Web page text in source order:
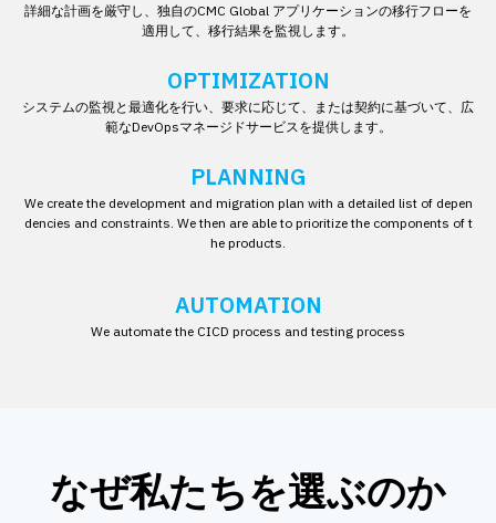
詳細な計画を厳守し、独自のCMC Global アプリケーションの移行フローを
適用して、移行結果を監視します。
OPTIMIZATION
システムの監視と最適化を行い、要求に応じて、または契約に基づいて、広
範なDevOpsマネージドサービスを提供します。
PLANNING
We create the development and migration plan with a detailed list of depen
dencies and constraints. We then are able to prioritize the components of t
he products.
AUTOMATION
We automate the CICD process and testing process
なぜ私たちを選ぶのか